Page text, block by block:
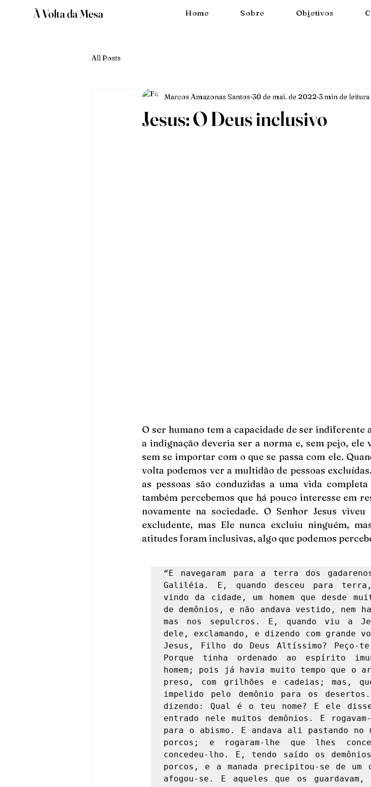
À Volta da Mesa Home Sobre Objetivos
All Posts
Jesus: O Deus inclusivo
Marcos Amazonas Santos 30 de mai. de 2022 3 min de leitura
O ser humano tem a capacidade de ser indiferente
a indignação deveria ser a norma e, sem pejo, ele
sem se importar com o que se passa com ele.
volta podemos ver a multidão de pessoas
as pessoas são conduzidas a uma vida
também percebemos que há pouco interesse em
novamente na sociedade. O Senhor Jesus
excludente, mas Ele nunca excluiu ninguém,
atitudes foram inclusivas, algo que podemos
“E navegaram para a terra dos
Galiléia. E, quando desceu para
vindo da cidade, um homem que desde
de demônios, e não andava vestido, nem
mas nos sepulcros. E, quando viu a
dele, exclamando, e dizendo com grande
Jesus, Filho do Deus Altíssimo? Peço-te
Porque tinha ordenado ao espírito
homem; pois já havia muito tempo que o
preso, com grilhões e cadeias; mas,
impelido pelo demônio para os
dizendo: Qual é o teu nome? E ele
entrado nele muitos demônios. E
para o abismo. E andava ali pastando no
porcos; e rogaram-lhe que lhes
concedeu-lho. E, tendo saído os
porcos, e a manada precipitou-se de um
afogou-se. E aqueles que os guardavam,